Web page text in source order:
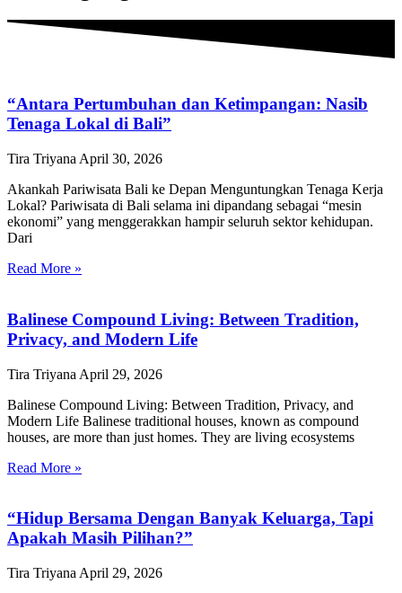
“Antara Pertumbuhan dan Ketimpangan: Nasib
Tenaga Lokal di Bali”
Tira Triyana April 30, 2026
Akankah Pariwisata Bali ke Depan Menguntungkan Tenaga Kerja
Lokal? Pariwisata di Bali selama ini dipandang sebagai “mesin
ekonomi” yang menggerakkan hampir seluruh sektor kehidupan.
Dari
Read More »
Balinese Compound Living: Between Tradition,
Privacy, and Modern Life
Tira Triyana April 29, 2026
Balinese Compound Living: Between Tradition, Privacy, and
Modern Life Balinese traditional houses, known as compound
houses, are more than just homes. They are living ecosystems
Read More »
“Hidup Bersama Dengan Banyak Keluarga, Tapi
Apakah Masih Pilihan?”
Tira Triyana April 29, 2026